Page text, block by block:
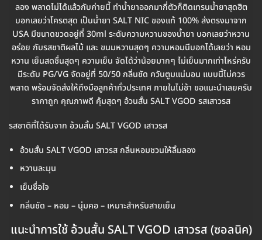
ลอง พลาดไม่ได้แล้วกับค่ายนี้ ทำน้ำยาออกมากี่ตัวก็ติดเทรนน้ำยาสุดฮิต
บอกเลยว่าโครตสุด เป็นน้ำยา SALT NIC ของแท้ 100% ส่งตรงมาจาก
USA มีขนาดขวดอยู่ที่ 30ml ระดับความหวานของน้ำยา บอกเลยว่าหวาน
อร่อย กับรสชาติผลไม้ และ ขนมหวานสุดๆ ความหอมนีบอกได้เลยว่า หอม
หวาน เย็นสดชื่นสุดๆ ความเย็น จัดได้ว่าน้อยมากๆ ไม่เย็นมากเท่าไหร่ครับ
มีระดับ PG/VG จัดอยู่ที่ 50/50 กลิ่นชัด ควันตูมแน่นอน แบบนี้ไม่ควร
พลาด พร้อมจัดส่งให้ถึงมือลูกค้าทั่วประเทศ ภายในไม่ช้า ขอแนะนำเลยครับ
ราคาถูก คุณภาพดี คุ้มสุดๆ อ้วนสั้น SALT VGOD รสเสาวรส
รสชาติที่ได้รับจาก อ้วนสั้น SALT VGOD เสาวรส
อ้วนสั้น SALT VGOD เสาวรส กลิ่นหอมชวนให้ลิ้มลอง
หวานละมุน
เย็นชื่อใจ
กลิ่นชัด – หอม – นุ่มคอ – เหมาะสำหรับสายเย็น
แนะนำการใช้ อ้วนสั้น SALT VGOD เสาวรส (ซอลนิค)